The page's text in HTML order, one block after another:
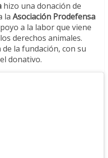
hizo una donación de
la Asociación Prodefensa
a la labor que viene
derechos animales.
la fundación, con su
donativo.